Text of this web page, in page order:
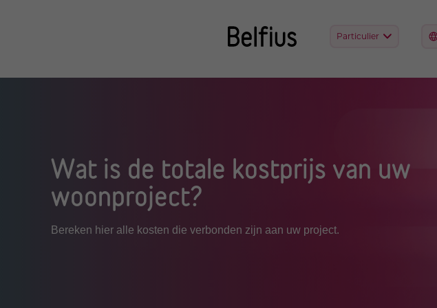
Wat is de totale kostprijs van uw
woonproject?
Bereken hier alle kosten die verbonden zijn aan uw project.